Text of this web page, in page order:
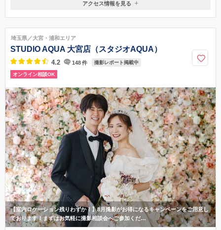
埼玉県さいたま市北区別所町39-5
行き20分●JR高崎線宮原駅東口より東武バス大51系統「上尾駅東口」行き1
0分白樺通り入口下車徒歩7分、●首都高速大宮線与野IC・東北自動車道岩槻
ICより車で20分
048-660-0550
アクセス情報を見る
埼玉県／大宮・浦和エリア
STUDIO AQUA 大宮店（スタジオAQUA）
4.2 148件 撮影レポート掲載中
オンライン相談OK
【室内ロケーション残りわずか！】8月撮影がお得になるキャンペーンをご用意し
ております！まずはお気軽に撮影相談会へご参加くだ…